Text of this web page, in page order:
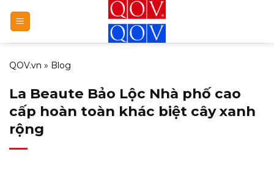
qua
nội
dung
QOV.vn » Blog
La Beaute Bảo Lộc Nhà phố cao
cấp hoàn toàn khác biệt cây xanh
rộng